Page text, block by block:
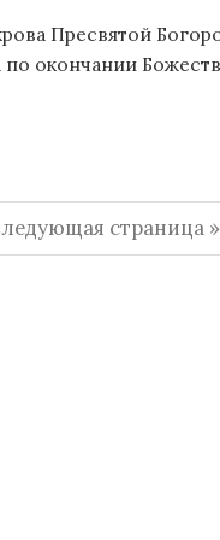
Пресвятой
по окончании
страница »